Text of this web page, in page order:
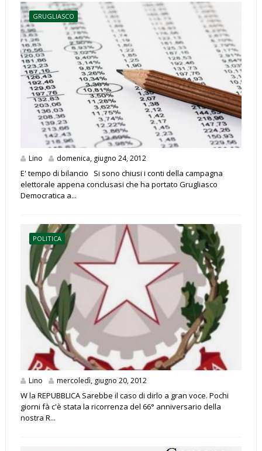
GRUGLIASCO
Lino domenica, giugno 24, 2012
E' tempo di bilancio Si sono chiusi i conti della campagna
elettorale appena conclusasi che ha portato Grugliasco
Democratica a...
POLITICA
Lino mercoledì, giugno 20, 2012
W la REPUBBLICA Sarebbe il caso di dirlo a gran voce. Pochi
giorni fà c'è stata la ricorrenza del 66° anniversario della
nostra R...